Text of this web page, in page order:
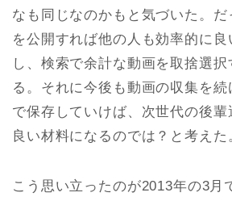
なも同じなのかもと気づいた。だ
を公開すれば他の人も効率的に良
し、検索で余計な動画を取捨選
る。それに今後も動画の収集を続
で保存していけば、次世代の後輩
良い材料になるのでは？と考えた
こう思い立ったのが2013年の3月